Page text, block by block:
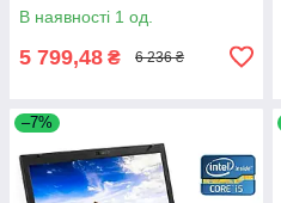
SSD/ HD Graphic 4600
В наявності 1 од.
5 799,48 ₴ 6 236 ₴
–7%